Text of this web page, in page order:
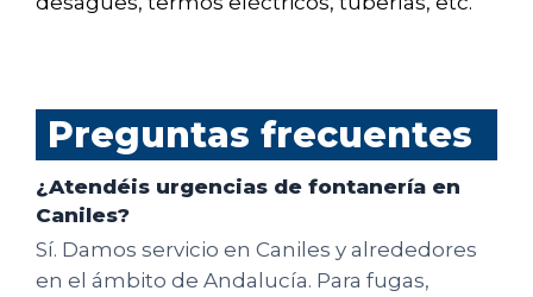
Preguntas frecuentes
¿Atendéis urgencias de fontanería en
Caniles?
Sí. Damos servicio en Caniles y alrededores
en el ámbito de Andalucía. Para fugas,